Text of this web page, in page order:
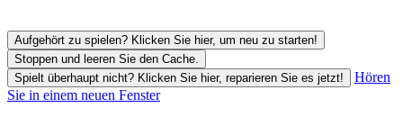
Aufgehört zu spielen? Klicken Sie hier, um neu zu starten!
Stoppen und leeren Sie den Cache.
Spielt überhaupt nicht? Klicken Sie hier, reparieren Sie es jetzt!
Hören
Sie in einem neuen Fenster